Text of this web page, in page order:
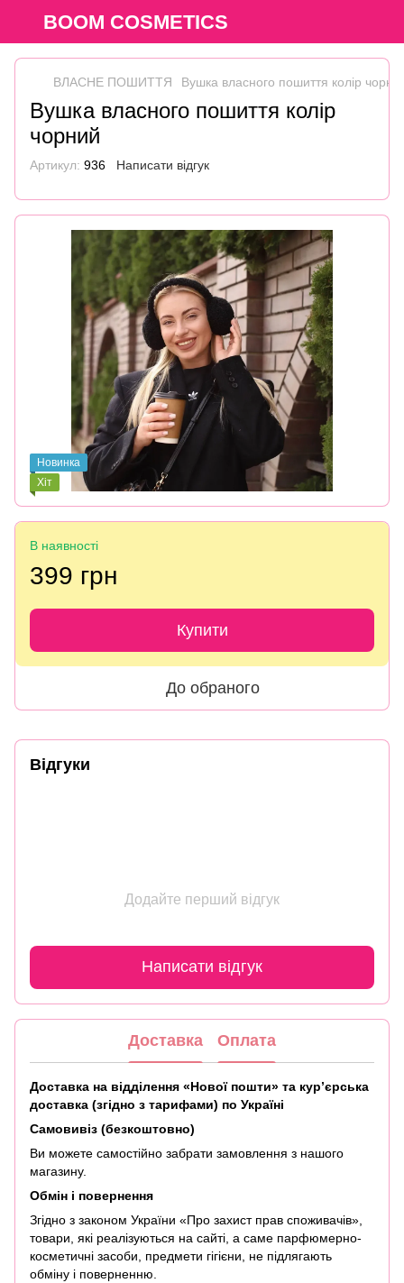
BOOM COSMETICS
ВЛАСНЕ ПОШИТТЯ Вушка власного пошиття колір
Вушка власного пошиття колір
чорний
Артикул: 936 Написати відгук
Новинка
Хіт
В наявності
399 грн
Купити
До обраного
Відгуки
Додайте перший відгук
Написати відгук
Доставка Оплата
Доставка на відділення «Нової пошти» та кур’єрська
доставка (згідно з тарифами) по Україні
Самовивіз (безкоштовно)
Ви можете самостійно забрати замовлення з нашого
магазину.
Обмін і повернення
Згідно з законом України «Про захист прав споживачів»,
товари, які реалізуються на сайті, а саме парфюмерно-
косметичні засоби, предмети гігієни, не підлягають
обміну і поверненню.